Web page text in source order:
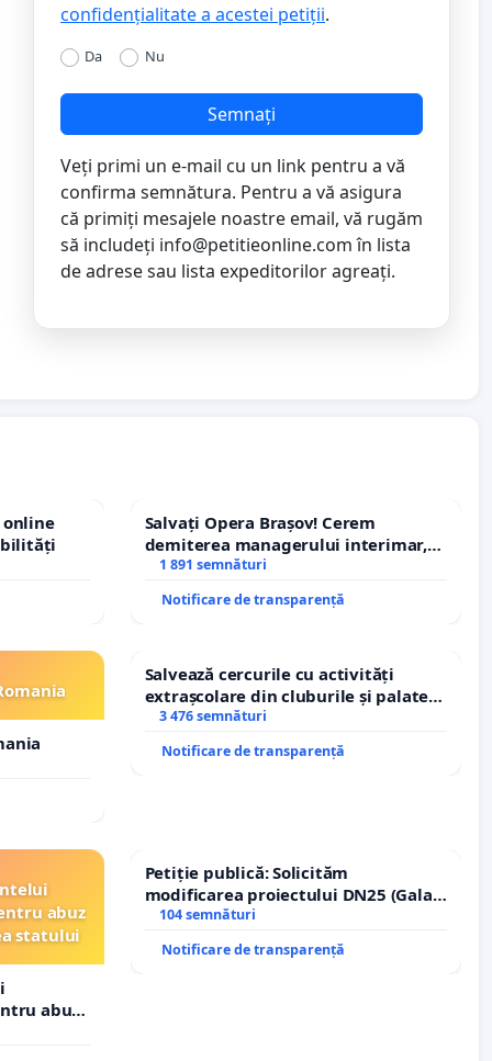
confidențialitate a acestei petiții.
Da Nu
Semnați
Veți primi un e-mail cu un link pentru a vă
confirma semnătura. Pentru a vă asigura
că primiți mesajele noastre email, vă rugăm
să includeți info@petitieonline.comîn lista
de adrese sau lista expeditorilor agreați.
Salvați Opera Brașov! Cerem
demiterea managerului interimar,
Petrean Lucian-Marius!
1 891 semnături
Notificare de transparență
Salvează cercurile cu activități
extrașcolare din cluburile și palatele
copiilor
3 476 semnături
Notificare de transparență
abuz
statului
abuz
Petiție publică: Solicităm
modificarea proiectului DN25 (Galați
– Hanu Conachi) prin devierea
104 semnături
Notificare de transparență